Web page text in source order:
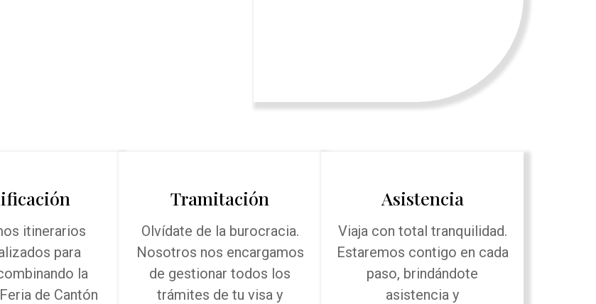
itinerarios
para
la
de Cantón
Tramitación
Olvídate de la burocracia.
Nosotros nos encargamos
de gestionar todos los
trámites de tu visa y
Asistencia
Viaja con total tranquilidad.
Estaremos contigo en cada
paso, brindándote
asistencia y